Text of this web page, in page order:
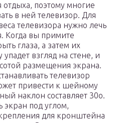
отдыха, поэтому многие
в ней телевизор. Для
телевизора нужно лечь
Когда вы примите
глаза, а затем их
упадет взгляд на стене, и
размещения экрана.
телевизор
привести к шейному
наклон составляет 30о.
экран под углом,
для кронштейна